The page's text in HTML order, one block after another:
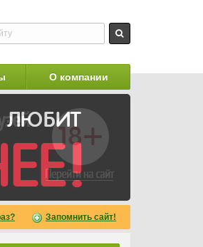
О компании
Запомнить сайт!